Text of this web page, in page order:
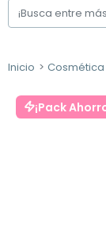
Inicio Cosmética
¡Pack